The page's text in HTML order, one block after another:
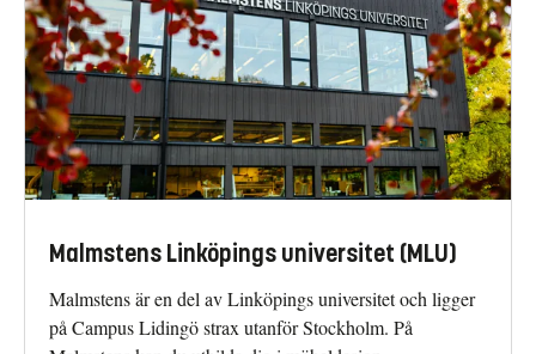
Malmstens Linköpings universitet (MLU)
Malmstens är en del av Linköpings universitet och ligger
på Campus Lidingö strax utanför Stockholm. På